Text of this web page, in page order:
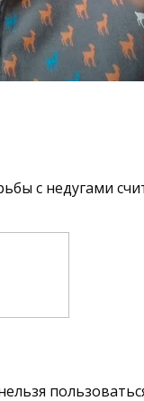
с недугами